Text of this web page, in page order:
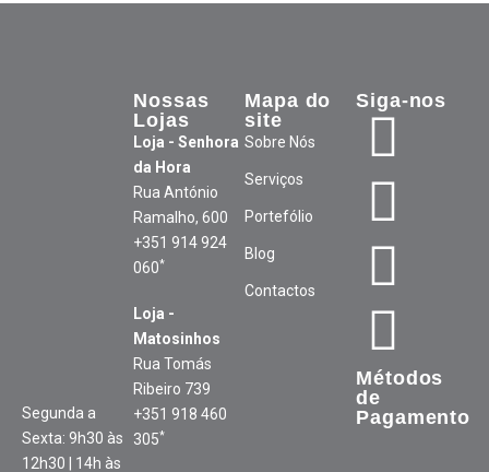
Segunda a
Sexta: 9h30 às
12h30 | 14h às
Nossas
Lojas
Loja - Senhora
da Hora
Rua António
Ramalho, 600
+351 914 924
060*
Loja -
Matosinhos
Rua Tomás
Ribeiro 739
+351 918 460
305*
Mapa do
site
Sobre Nós
Serviços
Portefólio
Blog
Contactos
Siga-nos
Métodos
de
Pagamento